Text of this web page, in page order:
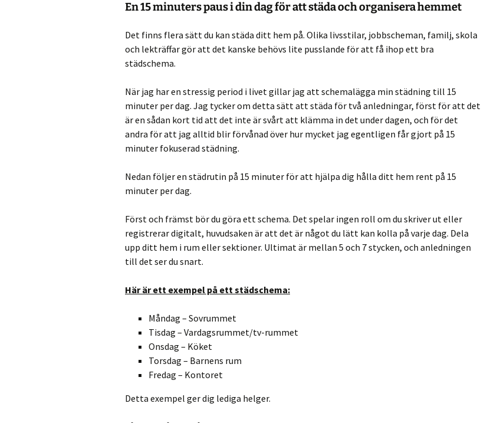
En 15 minuters paus i din dag för att städa och organisera hemmet
Det finns flera sätt du kan städa ditt hem på. Olika livsstilar, jobbscheman, familj, skola
och lekträffar gör att det kanske behövs lite pusslande för att få ihop ett bra
städschema.
När jag har en stressig period i livet gillar jag att schemalägga min städning till 15
minuter per dag. Jag tycker om detta sätt att städa för två anledningar, först för att det
är en sådan kort tid att det inte är svårt att klämma in det under dagen, och för det
andra för att jag alltid blir förvånad över hur mycket jag egentligen får gjort på 15
minuter fokuserad städning.
Nedan följer en städrutin på 15 minuter för att hjälpa dig hålla ditt hem rent på 15
minuter per dag.
Först och främst bör du göra ett schema. Det spelar ingen roll om du skriver ut eller
registrerar digitalt, huvudsaken är att det är något du lätt kan kolla på varje dag. Dela
upp ditt hem i rum eller sektioner. Ultimat är mellan 5 och 7 stycken, och anledningen
till det ser du snart.
Här är ett exempel på ett städschema:
Måndag – Sovrummet
Tisdag – Vardagsrummet/tv-rummet
Onsdag – Köket
Torsdag – Barnens rum
Fredag – Kontoret
Detta exempel ger dig lediga helger.